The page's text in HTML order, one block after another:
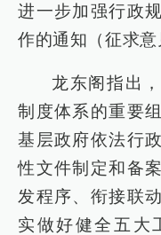
进一步加强行政
作的通知（征求意
龙东阁指出
制度体系的重要
基层政府依法行
性文件制定和备
发程序、衔接联
实做好健全五大